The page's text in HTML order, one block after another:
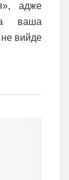
адже
а ваша
не вийде